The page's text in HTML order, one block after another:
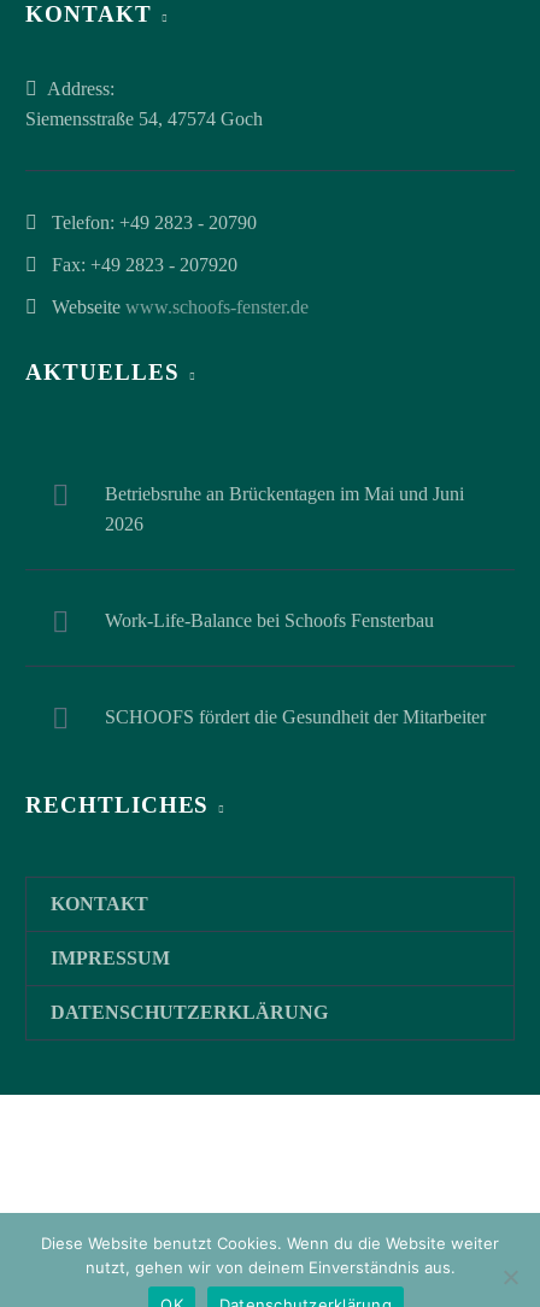
KONTAKT
Address:
Siemensstraße 54, 47574 Goch
Telefon: +49 2823 - 20790
Fax: +49 2823 - 207920
Webseite www.schoofs-fenster.de
AKTUELLES
Betriebsruhe an Brückentagen im Mai und Juni
2026
Work-Life-Balance bei Schoofs Fensterbau
SCHOOFS fördert die Gesundheit der Mitarbeiter
RECHTLICHES
KONTAKT
IMPRESSUM
DATENSCHUTZERKLÄRUNG
2016-2022 © Schoofs Holzverarbeitung und Fensterbau GmbH
Diese Website benutzt Cookies. Wenn du die Website weiter
nutzt, gehen wir von deinem Einverständnis aus.